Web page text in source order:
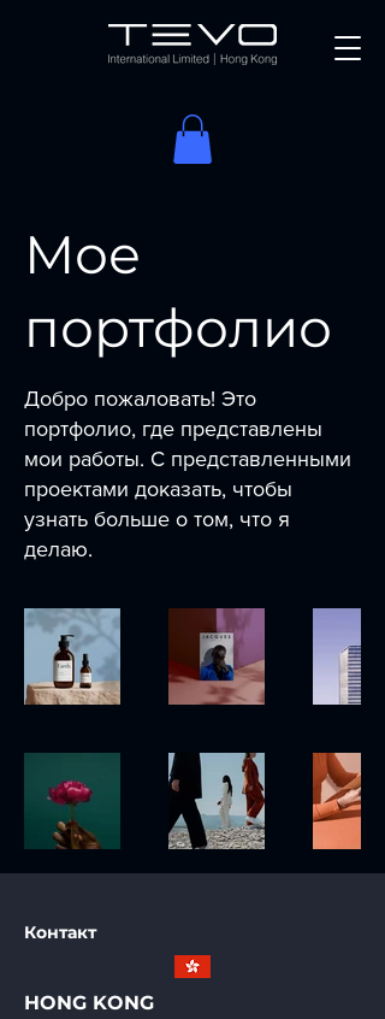
Мое
портфолио
Добро пожаловать! Это
портфолио, где представлены
мои работы. С представленными
проектами доказать, чтобы
узнать больше о том, что я
делаю.
Контакт
HONG KONG